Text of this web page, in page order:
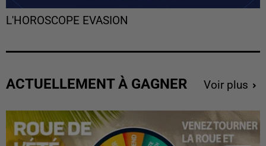
L'HOROSCOPE EVASION
ACTUELLEMENT À GAGNER Voir plus